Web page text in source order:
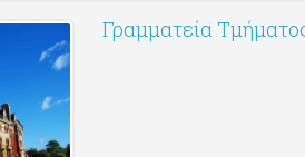
Γραμματεία